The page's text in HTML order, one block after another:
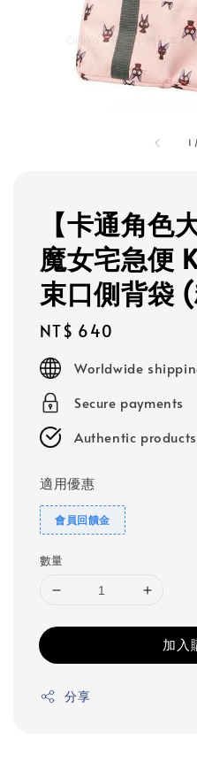
1 /
【卡通角色
魔女宅急便
束口側背袋
Regular
price
NT$ 640
Worldwide
Secure payments
Authentic products
適用優惠
會員回饋金
數量
加入
分享